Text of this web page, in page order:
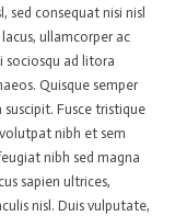
sed consequat nisi nisl
ullamcorper ac
sociosqu ad litora
Quisque semper
Fusce tristique
nibh et sem
nibh sed magna
sapien ultrices,
nisl. Duis vulputate,